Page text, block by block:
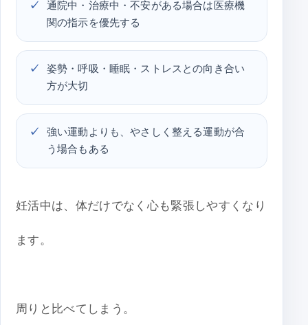
通院中・治療中・不安がある場合は医療機
関の指示を優先する
姿勢・呼吸・睡眠・ストレスとの向き合い
方が大切
強い運動よりも、やさしく整える運動が合
う場合もある
妊活中は、体だけでなく心も緊張しやすくなり
ます。
周りと比べてしまう。